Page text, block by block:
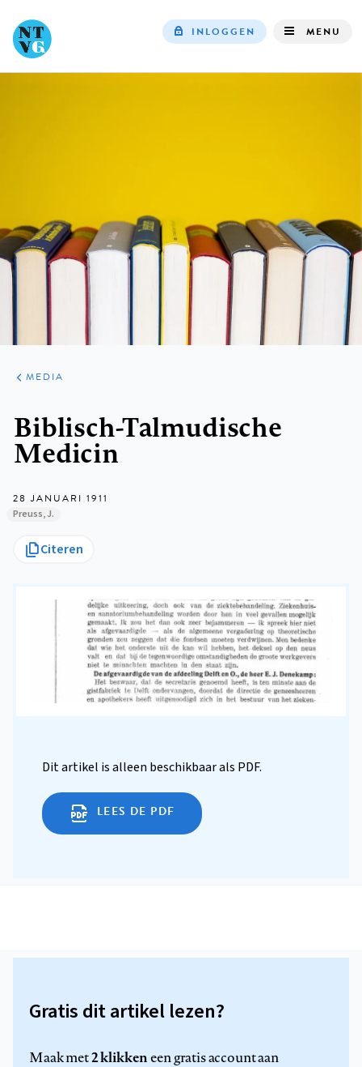
INLOGGEN MENU
ARTIKELEN
VARIA
MEDIA
Biblisch-Talmudische
Medicin
28 JANUARI 1911
Preuss, J.
Citeren
Dit artikel is alleen beschikbaar als PDF.
LEES DE PDF
Gratis dit artikel lezen?
Maak met2 klikkeneen gratis account aan